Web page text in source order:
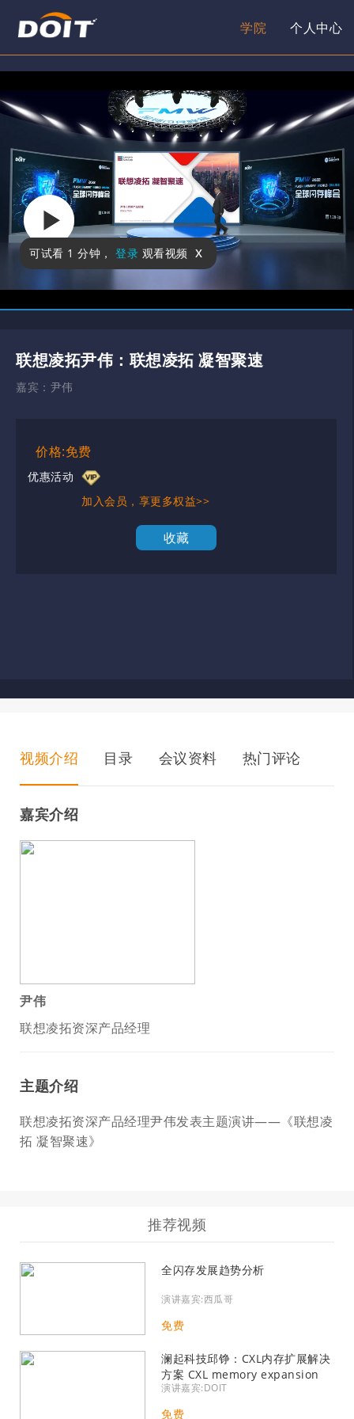
学院 个人中心
可试看 1 分钟 ， 登录 观看视频 x
联想凌拓尹伟：联想凌拓 凝智聚速
嘉宾： 尹伟
价格:免费
优惠活动
加入会员，享更多权益>>
收藏
视频介绍 目录 会议资料 热门评论
嘉宾介绍
尹伟
联想凌拓资深产品经理
主题介绍
联想凌拓资深产品经理尹伟发表主题演讲——《联想凌
拓 凝智聚速》
推荐视频
全闪存发展趋势分析
演讲嘉宾:西瓜哥
免费
澜起科技邱铮：CXL内存扩展解决
方案 CXL memory expansion
solution
演讲嘉宾:DOIT
免费